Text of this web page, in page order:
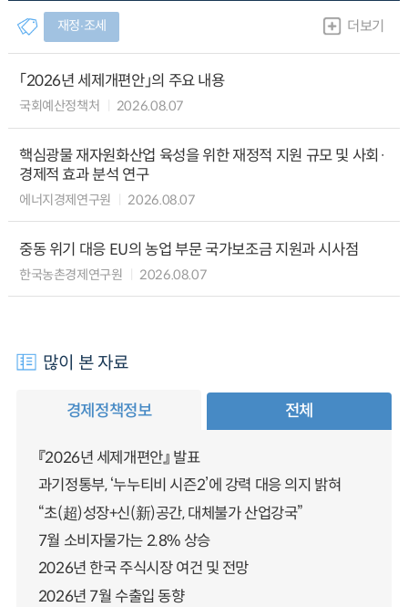
재정∙조세 더보기
「2026년 세제개편안」의 주요 내용
국회예산정책처 2026.08.07
핵심광물 재자원화산업 육성을 위한 재정적 지원 규모 및 사회·
경제적 효과 분석 연구
에너지경제연구원 2026.08.07
중동 위기 대응 EU의 농업 부문 국가보조금 지원과 시사점
한국농촌경제연구원 2026.08.07
많이 본 자료
경제정책정보 전체
『2026년 세제개편안』 발표
과기정통부, ‘누누티비 시즌2’에 강력 대응 의지 밝혀
“초(超)성장+신(新)공간, 대체불가 산업강국”
7월 소비자물가는 2.8% 상승
2026년 한국 주식시장 여건 및 전망
2026년 7월 수출입 동향